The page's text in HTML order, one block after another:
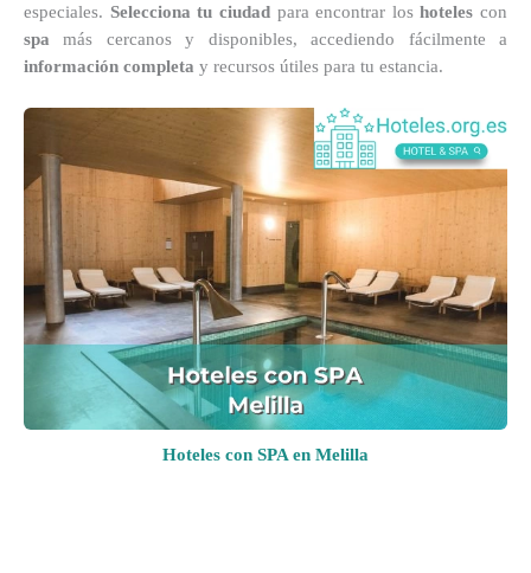
especiales. Selecciona tu ciudadpara encontrar loshoteles con
spa más cercanos y disponibles, accediendo fácilmente a
información completa y recursos útiles para tu estancia.
Hoteles con SPA en Melilla